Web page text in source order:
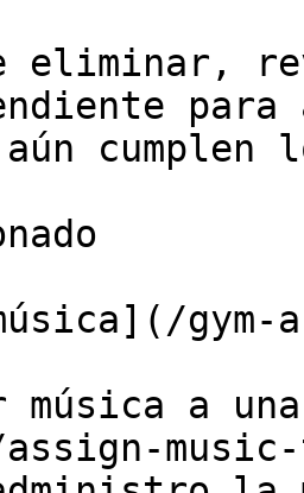
eliminar,
aún
gym-
a